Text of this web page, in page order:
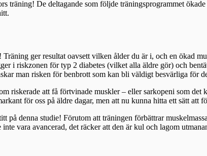
träning! De deltagande som följde träningsprogrammet
ger resultat oavsett vilken ålder du är i, och en ökad
i riskzonen för typ 2 diabetes (vilket alla äldre gör) och
man risken för benbrott som kan bli väldigt besvärliga för
riskerade att få förtvinade muskler – eller sarkopeni som det
för oss på äldre dagar, men att nu kunna hitta ett sätt att
på denna studie! Förutom att träningen förbättrar
vara avancerad, det räcker att den är kul och lagom